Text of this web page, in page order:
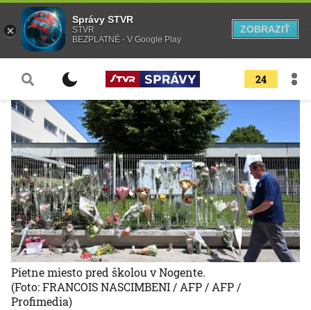
24
Pietne miesto pred školou v Nogente.
(Foto: FRANCOIS NASCIMBENI / AFP / AFP /
Profimedia)
Správy STVR
STVR
BEZPLATNÉ - V Google Play
ZOBRAZIŤ